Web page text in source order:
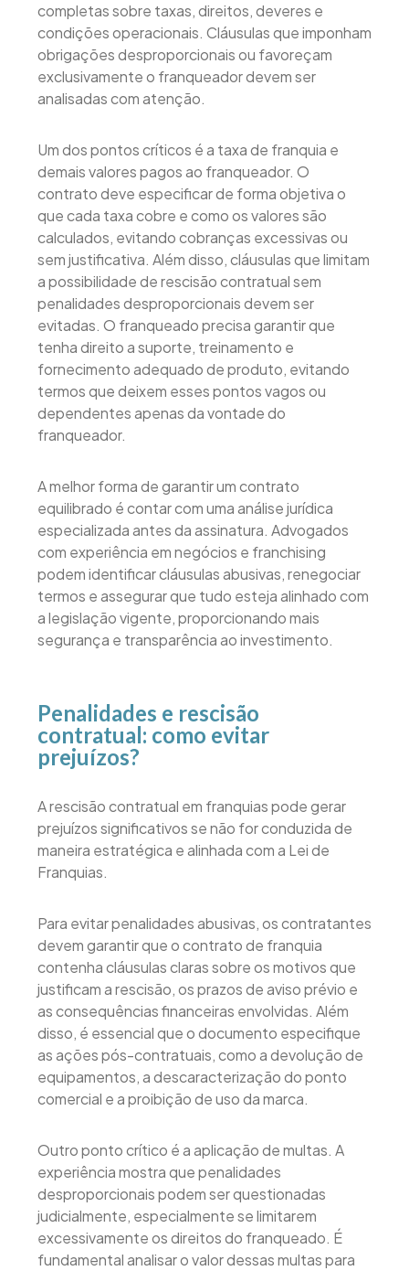
completas sobre taxas, direitos, deveres e
condições operacionais. Cláusulas que imponham
obrigações desproporcionais ou favoreçam
exclusivamente o franqueador devem ser
analisadas com atenção.
Um dos pontos críticos é a taxa de franquia e
demais valores pagos ao franqueador. O
contrato deve especificar de forma objetiva o
que cada taxa cobre e como os valores são
calculados, evitando cobranças excessivas ou
sem justificativa. Além disso, cláusulas que limitam
a possibilidade de rescisão contratual sem
penalidades desproporcionais devem ser
evitadas. O franqueado precisa garantir que
tenha direito a suporte, treinamento e
fornecimento adequado de produto, evitando
termos que deixem esses pontos vagos ou
dependentes apenas da vontade do
franqueador.
A melhor forma de garantir um contrato
equilibrado é contar com uma análise jurídica
especializada antes da assinatura. Advogados
com experiência em negócios e franchising
podem identificar cláusulas abusivas, renegociar
termos e assegurar que tudo esteja alinhado com
a legislação vigente, proporcionando mais
segurança e transparência ao investimento.
Penalidades e rescisão
contratual: como evitar
prejuízos?
A rescisão contratual em franquias pode gerar
prejuízos significativos se não for conduzida de
maneira estratégica e alinhada com a Lei de
Franquias.
Para evitar penalidades abusivas, os contratantes
devem garantir que o contrato de franquia
contenha cláusulas claras sobre os motivos que
justificam a rescisão, os prazos de aviso prévio e
as consequências financeiras envolvidas. Além
disso, é essencial que o documento especifique
as ações pós-contratuais, como a devolução de
equipamentos, a descaracterização do ponto
comercial e a proibição de uso da marca.
Outro ponto crítico é a aplicação de multas. A
experiência mostra que penalidades
desproporcionais podem ser questionadas
judicialmente, especialmente se limitarem
excessivamente os direitos do franqueado. É
fundamental analisar o valor dessas multas para